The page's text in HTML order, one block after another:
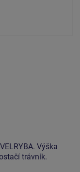
Výška
trávník.